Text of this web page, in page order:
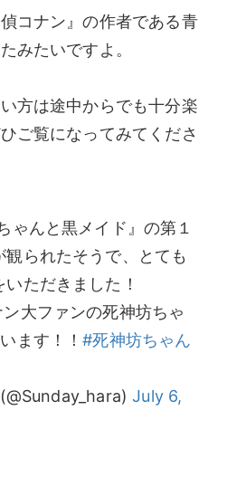
コナン』の作者である青
みたいですよ。
方は途中からでも十分楽
ご覧になってみてくださ
ゃんと黒メイド』の第１
られたそうで、とても
ただきました！
大ファンの死神坊ちゃ
ます！！#死神坊ちゃん
July 6,